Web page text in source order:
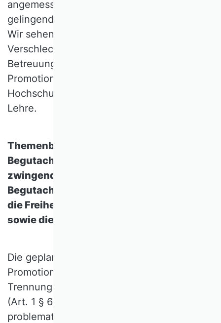
angemessene Voraussetzungen für
gelingende Hochschulbildung zu schaffen.
Wir sehen jedoch die Gefahr der
Verschlechterung in drei Bereichen: der
Betreuung und Begutachtung von
Promotionen, dem Zugang zu
Hochschulbildung und der Qualität der
Lehre.
Themenbereich Betreuung und
Begutachtung von Promotionen: Die
zwingende Trennung von Betreuung und
Begutachtung von Promotionen schränkt
die Freiheit von Forschung und Lehre
sowie die Hochschulautonomie ein.
Die geplanten Änderungen im Bereich der
Promotionen, insbesondere die zwingende
Trennung von Betreuung und Begutachtung
(Art. 1 § 67 Abs. 3), sehen wir als
problematisch an. Die Freiheit der